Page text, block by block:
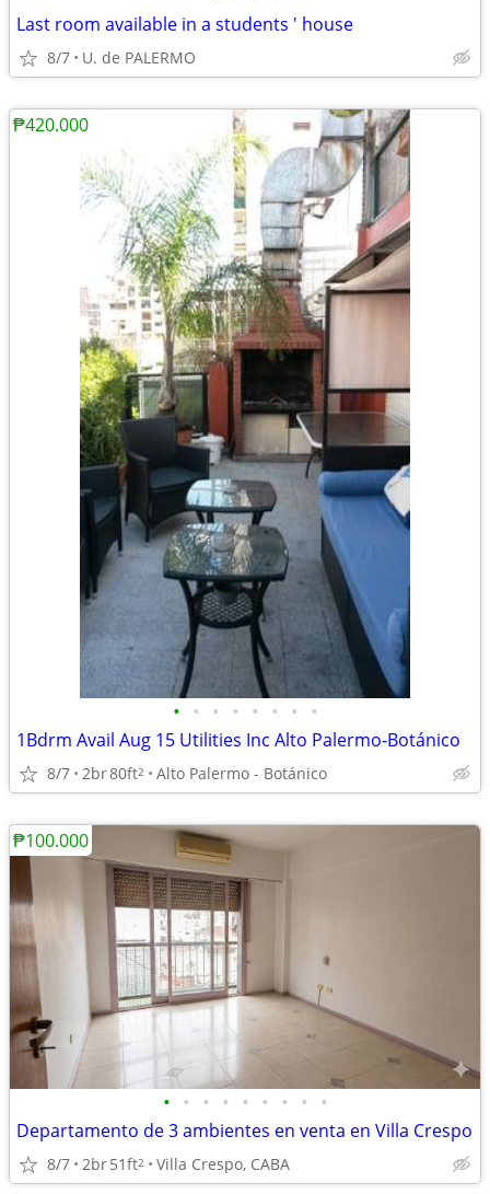
Last room available in a students ' house
8/7 U. de PALERMO
• • • • • • • •
1Bdrm Avail Aug 15 Utilities Inc Alto Palermo-Botánico
8/7 2br80ft2 Alto Palermo - Botánico
₱420.000
• • • • • • • • •
Departamento de 3 ambientes en venta en Villa Crespo
8/7 2br51ft2 Villa Crespo, CABA
₱100.000